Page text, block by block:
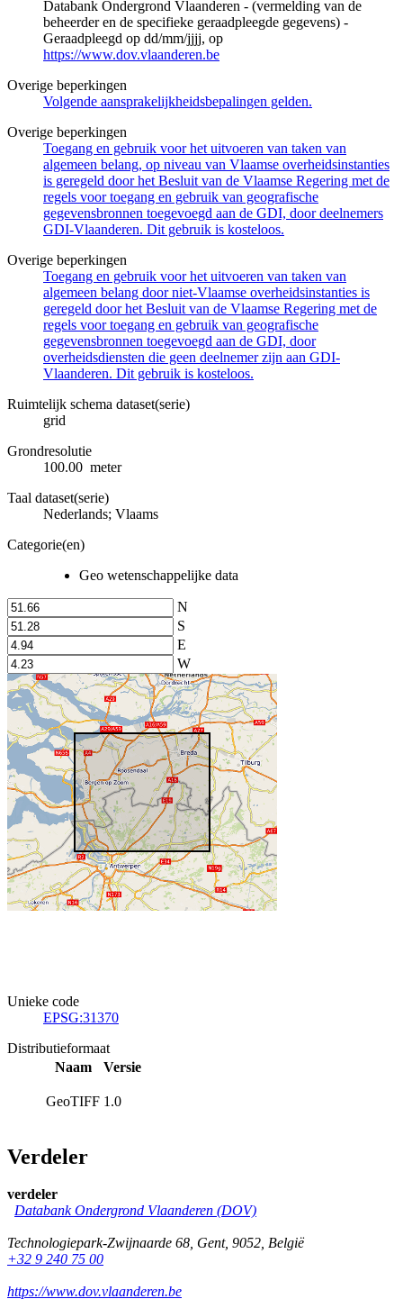
Databank Ondergrond Vlaanderen - (vermelding van de
beheerder en de specifieke geraadpleegde gegevens) -
Geraadpleegd op dd/mm/jjjj, op
https://www.dov.vlaanderen.be
Overige beperkingen
Volgende aansprakelijkheidsbepalingen gelden.
Overige beperkingen
Toegang en gebruik voor het uitvoeren van taken van
algemeen belang, op niveau van Vlaamse overheidsinstanties
is geregeld door het Besluit van de Vlaamse Regering met de
regels voor toegang en gebruik van geografische
gegevensbronnen toegevoegd aan de GDI, door deelnemers
GDI-Vlaanderen. Dit gebruik is kosteloos.
Overige beperkingen
Toegang en gebruik voor het uitvoeren van taken van
algemeen belang door niet-Vlaamse overheidsinstanties is
geregeld door het Besluit van de Vlaamse Regering met de
regels voor toegang en gebruik van geografische
gegevensbronnen toegevoegd aan de GDI, door
overheidsdiensten die geen deelnemer zijn aan GDI-
Vlaanderen. Dit gebruik is kosteloos.
Ruimtelijk schema dataset(serie)
grid
Grondresolutie
100.00 meter
Taal dataset(serie)
Nederlands; Vlaams
Categorie(en)
Geo wetenschappelijke data
N
S
E
W
Unieke code
EPSG:31370
Distributieformaat
Naam
Versie
GeoTIFF 1.0
Verdeler
verdeler
Databank Ondergrond Vlaanderen (DOV)
Technologiepark-Zwijnaarde 68, Gent, 9052, België
+32 9 240 75 00
https://www.dov.vlaanderen.be